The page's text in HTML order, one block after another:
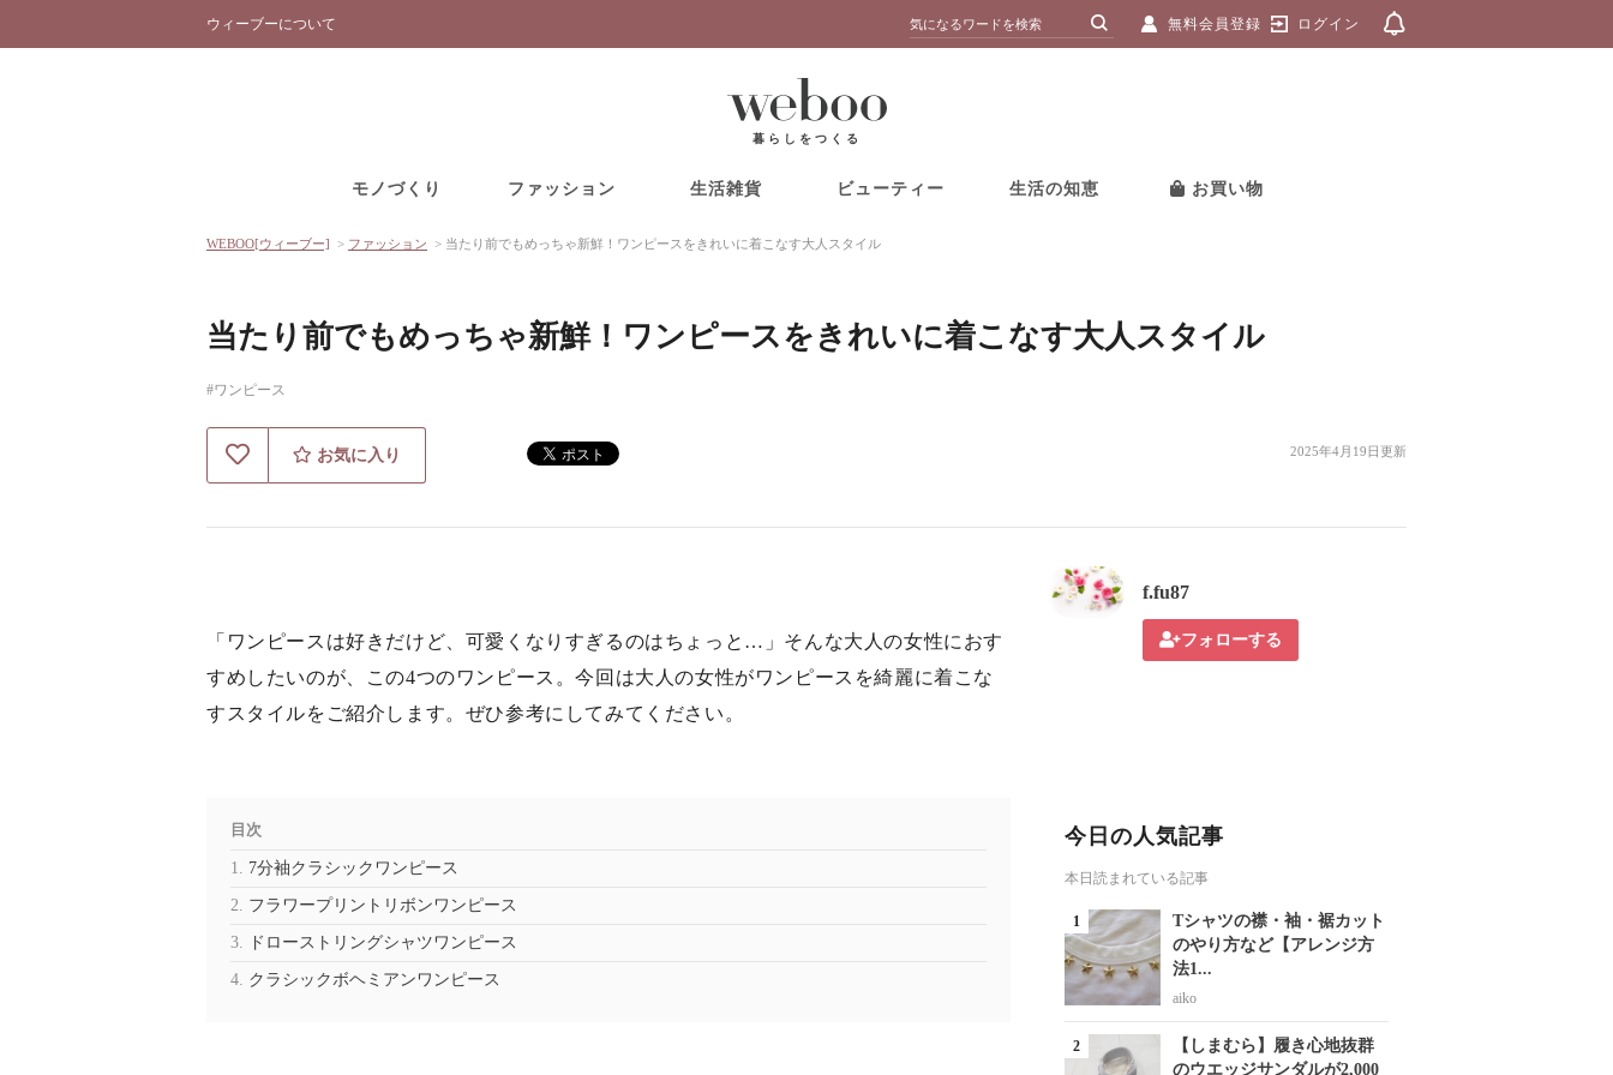
ウィーブーについて 無料会員登録 ログイン
暮らしをつくる
モノづくり ファッション 生活雑貨 ビューティー 生活の知恵 お買い物
WEBOO[ウィーブー] > ファッション > 当たり前でもめっちゃ新鮮！ワンピースをきれいに着こなす大人スタイル
当たり前でもめっちゃ新鮮！ワンピースをきれいに着こなす大人スタイル
#ワンピース
お気に入り 2025年4月19日更新
「ワンピースは好きだけど、可愛くなりすぎるのはちょっと…」そんな大人の女性におす
すめしたいのが、この4つのワンピース。今回は大人の女性がワンピースを綺麗に着こな
すスタイルをご紹介します。ぜひ参考にしてみてください。
目次
7分袖クラシックワンピース
フラワープリントリボンワンピース
ドローストリングシャツワンピース
クラシックボヘミアンワンピース
f.fu87
フォローする
今日の人気記事
本日読まれている記事
Tシャツの襟・袖・裾カット
のやり方など【アレンジ方
法1...
aiko
【しまむら】履き心地抜群
のウエッジサンダルが2,000